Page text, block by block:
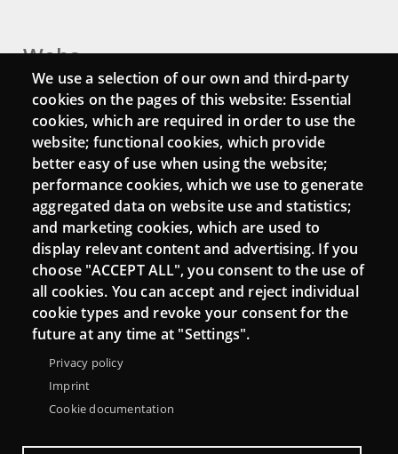
Webs
Login
Mattermost Punt TIC
Moodle CampusLab
Connect
Contact
Newsletters
We use a selection of our own and third-party
cookies on the pages of this website: Essential
cookies, which are required in order to use the
website; functional cookies, which provide
better easy of use when using the website;
performance cookies, which we use to generate
aggregated data on website use and statistics;
and marketing cookies, which are used to
display relevant content and advertising. If you
choose "ACCEPT ALL", you consent to the use of
all cookies. You can accept and reject individual
cookie types and revoke your consent for the
future at any time at "Settings".
Privacy policy
Imprint
Cookie documentation